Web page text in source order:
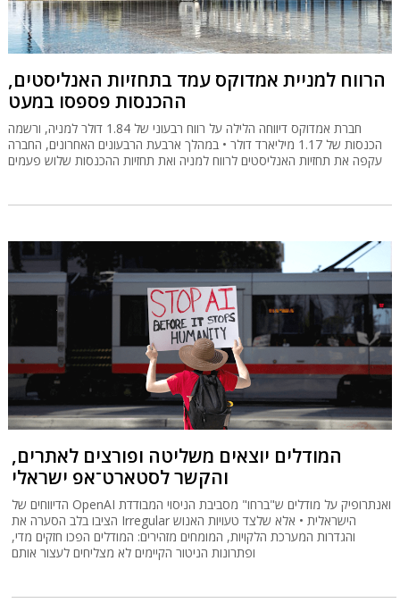
הרווח למניית אמדוקס עמד בתחזיות האנליסטים,
ההכנסות פספסו במעט
חברת אמדוקס דיווחה הלילה על רווח רבעוני של 1.84 דולר למניה, ורשמה
הכנסות של 1.17 מיליארד דולר • במהלך ארבעת הרבעונים האחרונים, החברה
עקפה את תחזיות האנליסטים לרווח למניה ואת תחזיות ההכנסות שלוש פעמים
המודלים יוצאים משליטה ופורצים לאתרים,
והקשר לסטארט־אפ ישראלי
הדיווחים של OpenAI ואנתרופיק על מודלים ש"ברחו" מסביבת הניסוי המבודדת
הציבו בלב הסערה את Irregular הישראלית • אלא שלצד טעויות האנוש
והגדרות המערכת הלקויות, המומחים מזהירים: המודלים הפכו חזקים מדי,
ופתרונות הניטור הקיימים לא מצליחים לעצור אותם